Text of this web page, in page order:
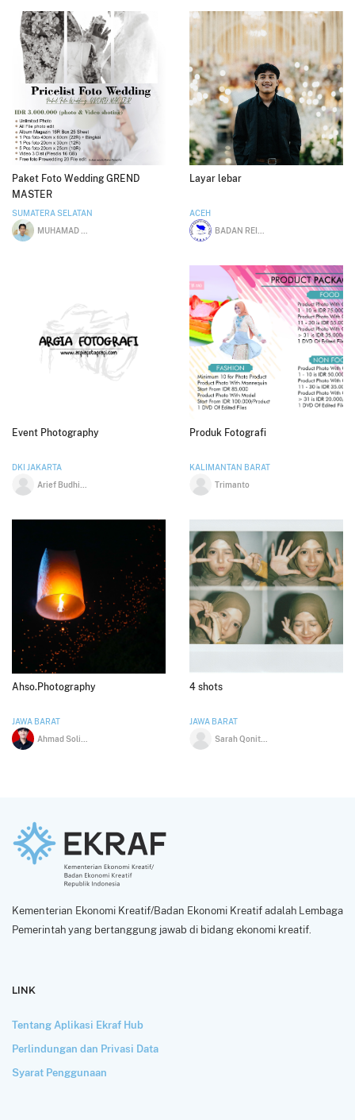
Paket Foto Wedding GREND
MASTER
SUMATERA SELATAN
Layar lebar
ACEH
Event Photography
DKI JAKARTA
Produk Fotografi
KALIMANTAN BARAT
Trimanto
Ahso.Photography
JAWA BARAT
4 shots
JAWA BARAT
Kementerian Ekonomi Kreatif/Badan Ekonomi Kreatif adalah Lembaga
Pemerintah yang bertanggung jawab di bidang ekonomi kreatif.
LINK
Tentang Aplikasi Ekraf Hub
Perlindungan dan Privasi Data
Syarat Penggunaan